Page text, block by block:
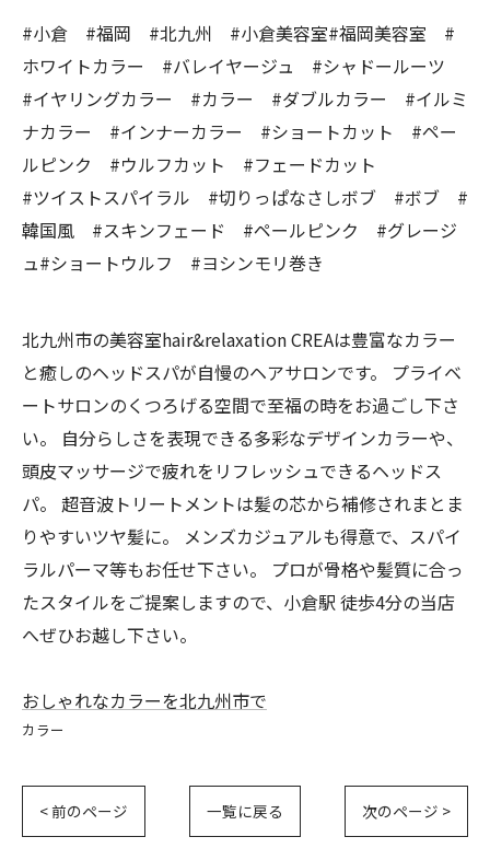
#小倉 #福岡 #北九州 #小倉美容室#福岡美容室 #
ホワイトカラー #バレイヤージュ #シャドールーツ
#イヤリングカラー #カラー #ダブルカラー #イルミ
ナカラー #インナーカラー #ショートカット #ペー
ルピンク #ウルフカット #フェードカット
#ツイストスパイラル #切りっぱなさしボブ #ボブ #
韓国風 #スキンフェード #ペールピンク #グレージ
ュ#ショートウルフ #ヨシンモリ巻き
北九州市の美容室hair&relaxation CREAは豊富なカラー
と癒しのヘッドスパが自慢のヘアサロンです。 プライベ
ートサロンのくつろげる空間で至福の時をお過ごし下さ
い。 自分らしさを表現できる多彩なデザインカラーや、
頭皮マッサージで疲れをリフレッシュできるヘッドス
パ。 超音波トリートメントは髪の芯から補修されまとま
りやすいツヤ髪に。 メンズカジュアルも得意で、スパイ
ラルパーマ等もお任せ下さい。 プロが骨格や髪質に合っ
たスタイルをご提案しますので、小倉駅 徒歩4分の当店
へぜひお越し下さい。
おしゃれなカラーを北九州市で
カラー
< 前のページ 一覧に戻る 次のページ >